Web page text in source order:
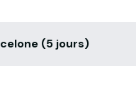
(5 jours)